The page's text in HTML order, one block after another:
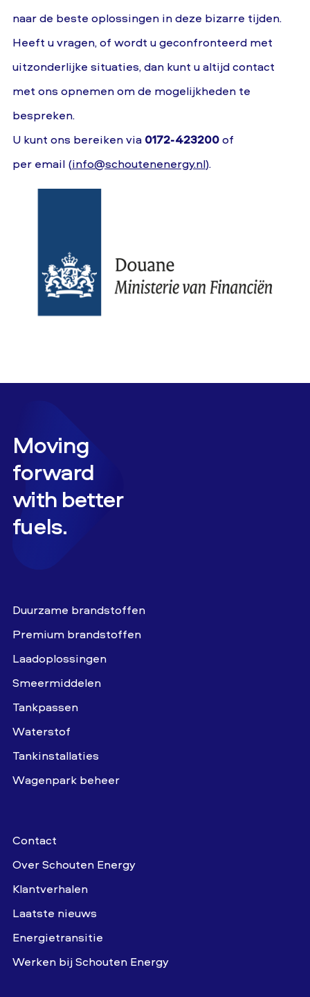
naar de beste oplossingen in deze bizarre tijden.
Heeft u vragen, of wordt u geconfronteerd met
uitzonderlijke situaties, dan kunt u altijd contact
met ons opnemen om de mogelijkheden te
bespreken.
U kunt ons bereiken via 0172-423200of
per email (info@schoutenenergy.nl).
Moving
forward
with better
fuels.
Duurzame brandstoffen
Premium brandstoffen
Laadoplossingen
Smeermiddelen
Tankpassen
Waterstof
Tankinstallaties
Wagenpark beheer
Contact
Over Schouten Energy
Klantverhalen
Laatste nieuws
Energietransitie
Werken bij Schouten Energy